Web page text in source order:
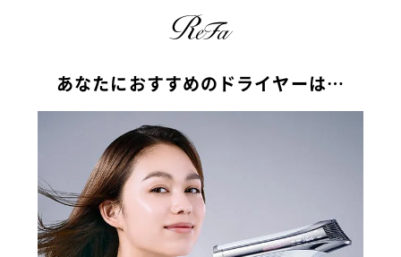
あなたにおすすめのドライヤーは…